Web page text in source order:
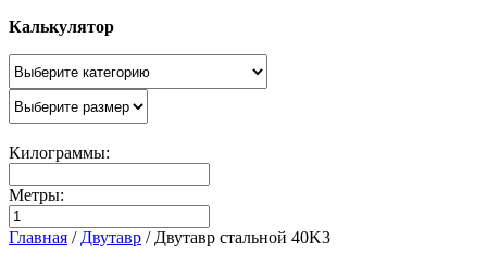
Калькулятор
Килограммы:
Метры:
Главная / Двутавр / Двутавр стальной 40K3